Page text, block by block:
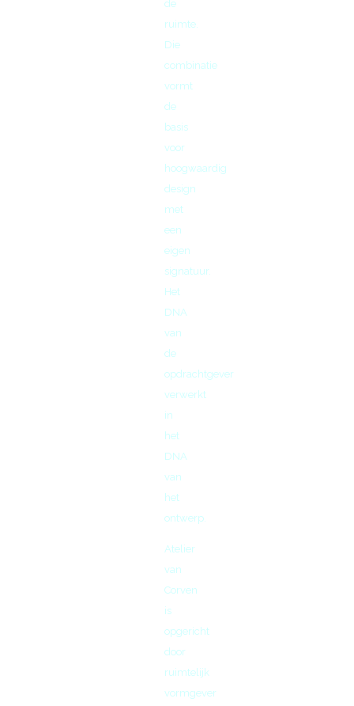
de
ruimte.
Die
combinatie
vormt
de
basis
voor
hoogwaardig
design
met
een
eigen
signatuur.
Het
DNA
van
de
opdrachtgever
verwerkt
in
het
DNA
van
het
ontwerp.
Atelier
van
Corven
is
opgericht
door
ruimtelijk
vormgever